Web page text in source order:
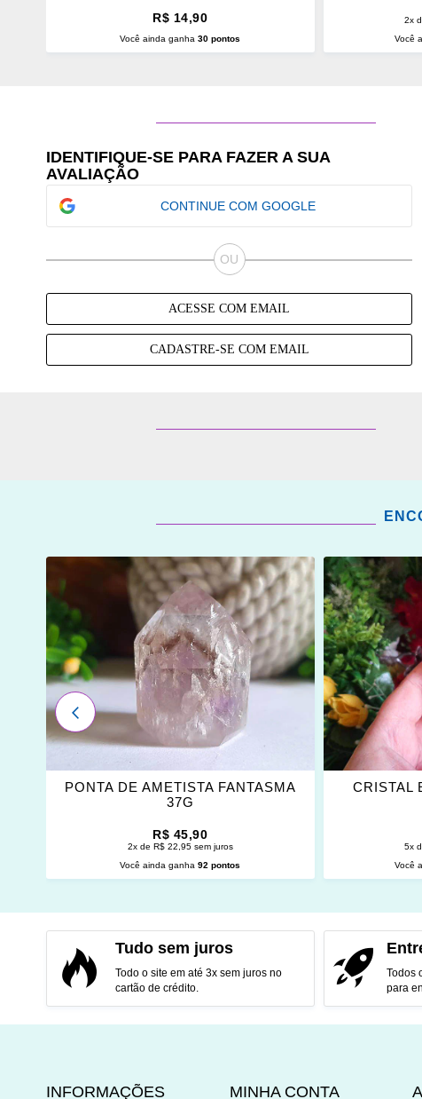
R$ 14,90
Você ainda ganha30 pontos
2x
Você
IDENTIFIQUE-SE PARA FAZER A SUA
AVALIAÇÃO
CONTINUE COM GOOGLE
ACESSE COM EMAIL
CADASTRE-SE COM EMAIL
FAVORITOS
PONTA DE AMETISTA FANTASMA
37G
R$ 45,90
2x de R$ 22,95 sem juros
Você ainda ganha92 pontos
ADICIONAR
OS
FAVORITOS
CRISTAL
5x
Você
ANTERIOR
Tudo sem juros
Todo o site em até 3x sem juros no
cartão de crédito.
Todos
para
INFORMAÇÕES MINHA CONTA